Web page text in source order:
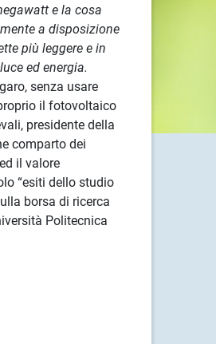
e la cosa
a disposizione
più leggere e in
ed energia.
senza usare
il fotovoltaico
presidente della
comparto dei
il valore
“esiti dello studio
borsa di ricerca
Politecnica